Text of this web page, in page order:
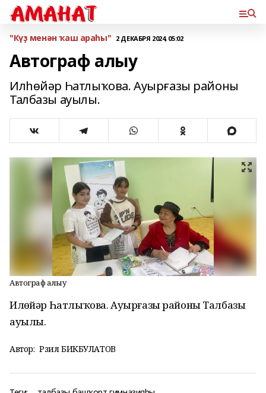
"Күҙ менән ҡаш араһы" 2 ДЕКАБРЯ 2024, 05:02
Автограф алыу
Илһөйәр Һатлыҡова. Ауырғазы районы
Талбазы ауылы.
Автограф алыу
Илһөйәр Һатлыҡова. Ауырғазы районы Талбазы
ауылы.
Автор: Рәзил БИКБУЛАТОВ